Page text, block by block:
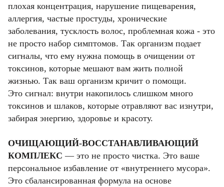
плохая концентрация, нарушение пищеварения,
аллергия, частые простуды, хронические
заболевания, тусклость волос, проблемная кожа - это
не просто набор симптомов. Так организм подает
сигналы, что ему нужна помощь в очищении от
токсинов, которые мешают вам жить полной
жизнью. Так ваш организм кричит о помощи.
Это сигнал: внутри накопилось слишком много
токсинов и шлаков, которые отравляют вас изнутри,
забирая энергию, здоровье и красоту.
ОЧИЩАЮЩИЙ-ВОССТАНАВЛИВАЮЩИЙ
КОМПЛЕКС— это не просто чистка. Это ваше
персональное избавление от «внутреннего мусора».
Это сбалансированная формула на основе